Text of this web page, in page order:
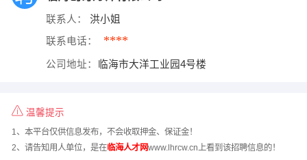
联系人： 洪小姐
联系电话： ****
公司地址： 临海市大洋工业园4号楼
温馨提示
1、本平台仅供信息发布，不会收取押金、保证金！
2、请告知用人单位，是在临海人才网www.lhrcw.cn上看到该招聘信息的！